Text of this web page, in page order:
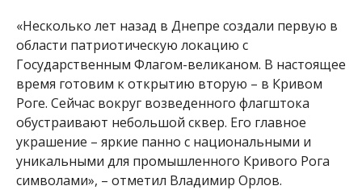
«Несколько лет назад в Днепре создали первую в
области патриотическую локацию с
Государственным Флагом-великаном. В настоящее
время готовим к открытию вторую – в Кривом
Роге. Сейчас вокруг возведенного флагштока
обустраивают небольшой сквер. Его главное
украшение – яркие панно с национальными и
уникальными для промышленного Кривого Рога
символами», – отметил Владимир Орлов.